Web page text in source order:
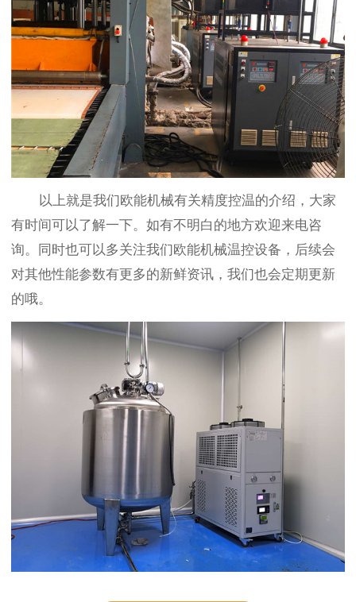
以上就是我们欧能机械有关精度控温的介绍，大家
有时间可以了解一下。如有不明白的地方欢迎来电咨
询。同时也可以多关注我们欧能机械温控设备，后续会
对其他性能参数有更多的新鲜资讯，我们也会定期更新
的哦。